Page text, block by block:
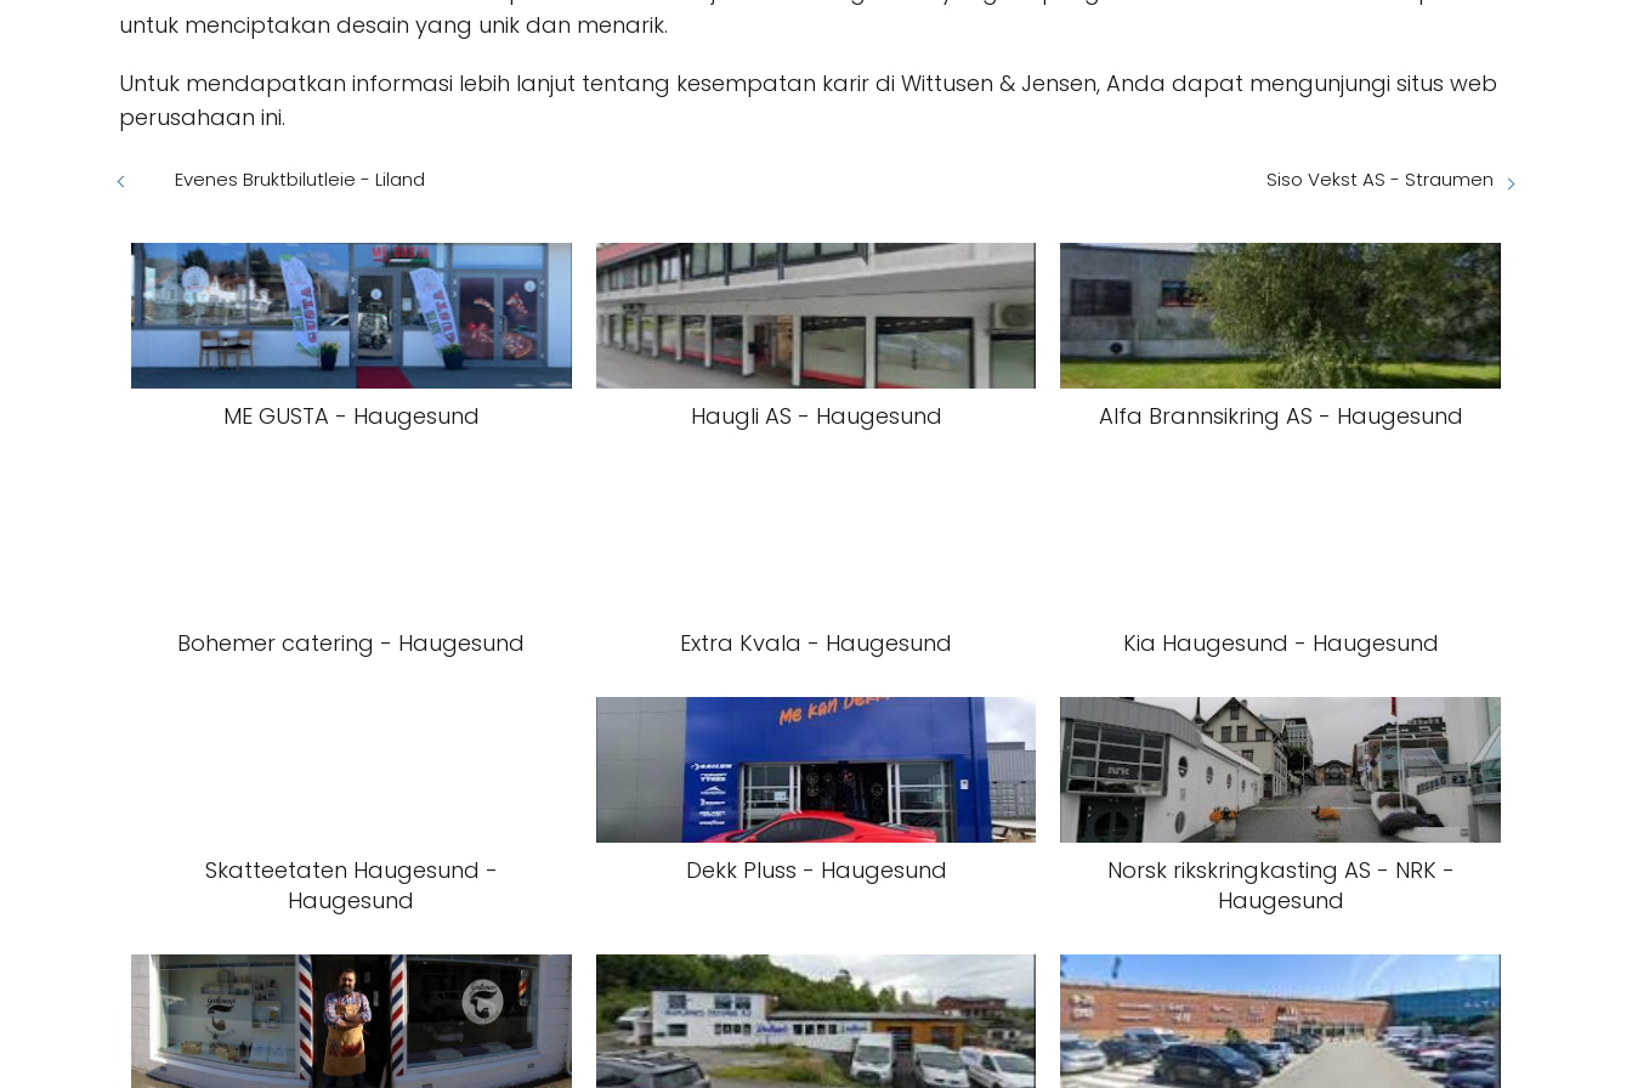
untuk menciptakan desain yang unik dan menarik.
Untuk mendapatkan informasi lebih lanjut tentang kesempatan karir di Wittusen & Jensen, Anda dapat mengunjungi situs web
perusahaan ini.
Evenes Bruktbilutleie - Liland Siso Vekst AS - Straumen
ME GUSTA - Haugesund Haugli AS - Haugesund Alfa Brannsikring AS - Haugesund
Bohemer catering - Haugesund Extra Kvala - Haugesund Kia Haugesund - Haugesund
Skatteetaten Haugesund -
Haugesund
Dekk Pluss - Haugesund
Norsk rikskringkasting AS - NRK -
Haugesund